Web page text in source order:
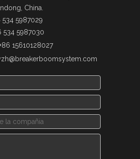
China.
534 5987029
534 5987030
15610128027